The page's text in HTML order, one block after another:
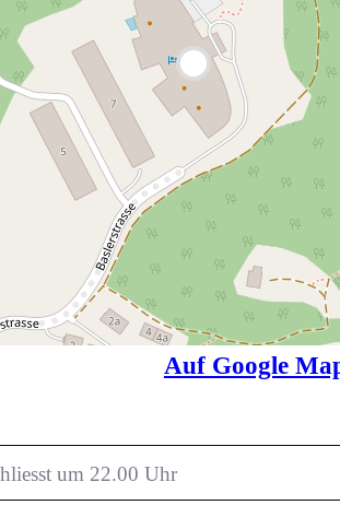
Auf Google
um 22.00 Uhr